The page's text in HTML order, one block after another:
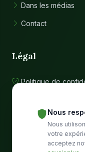
Dans les médias
Contact
Légal
Politique de
Communauté
Nous
Nous
votre
acceptez